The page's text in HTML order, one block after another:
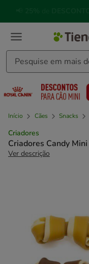
mensagem,
Início Cães Snacks
Criadores
Criadores Candy
Ver descrição